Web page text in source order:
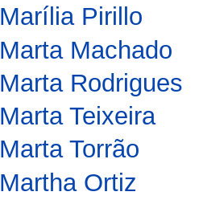
Marília Pirillo
Marta Machado
Marta Rodrigues
Marta Teixeira
Marta Torrão
Martha Ortiz